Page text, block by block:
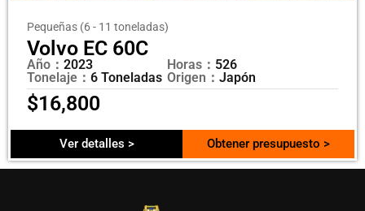
Pequeñas (6 - 11 toneladas)
Volvo EC 60C
Año： 2023
Tonelaje： 6 Toneladas
Horas： 526
Origen： Japón
$16,800
Ver detalles > Obtener presupuesto >